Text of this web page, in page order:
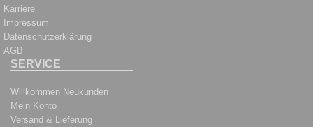
Karriere
Impressum
Datenschutzerklärung
AGB
SERVICE
Willkommen Neukunden
Mein Konto
Versand & Lieferung